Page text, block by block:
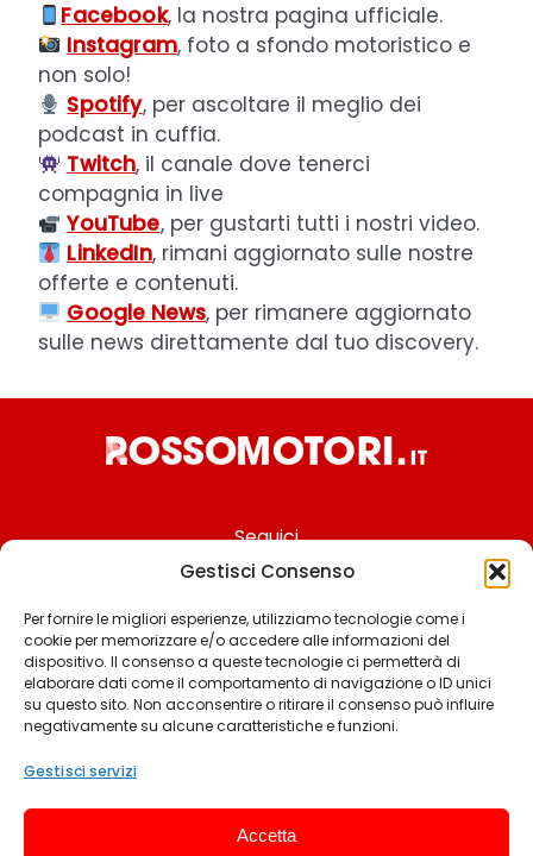
Gestisci Consenso
Per fornire le migliori esperienze, utilizziamo tecnologie come i
cookie per memorizzare e/o accedere alle informazioni del
dispositivo. Il consenso a queste tecnologie ci permetterà di
elaborare dati come il comportamento di navigazione o ID unici
su questo sito. Non acconsentire o ritirare il consenso può influire
negativamente su alcune caratteristiche e funzioni.
Gestisci servizi
Accetta
Facebook, la nostra pagina ufficiale.
Instagram, foto a sfondo motoristico e
non solo!
Spotify, per ascoltare il meglio dei
podcast in cuffia.
Twitch, il canale dove tenerci
compagnia in live
YouTube, per gustarti tutti i nostri video.
LinkedIn, rimani aggiornato sulle nostre
offerte e contenuti.
Google News, per rimanere aggiornato
sulle news direttamente dal tuo discovery.
Seguici
Chi siamo
Contattaci
Termini & Condizioni
Privacy policy